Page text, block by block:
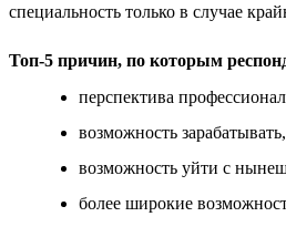
специальность только в случае
Топ-5 причин, по которым
перспектива
возможность
возможность уйти с
более широкие